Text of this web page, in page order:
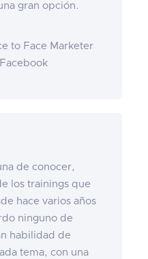
gran opción.
to Face Marketer
de conocer,
los trainings que
hace varios años
ninguno de
habilidad de
tema, con una